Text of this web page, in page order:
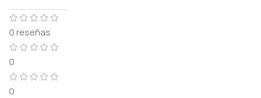
0 reseñas
0
0